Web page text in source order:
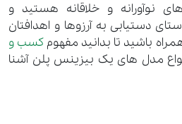
نوآورانه و خلاقانه هستید و
دستیابی به آرزوها و اهدافتان
باشید تا بدانید مفهوم کسب و
مدل های یک بیزینس پلن آشنا